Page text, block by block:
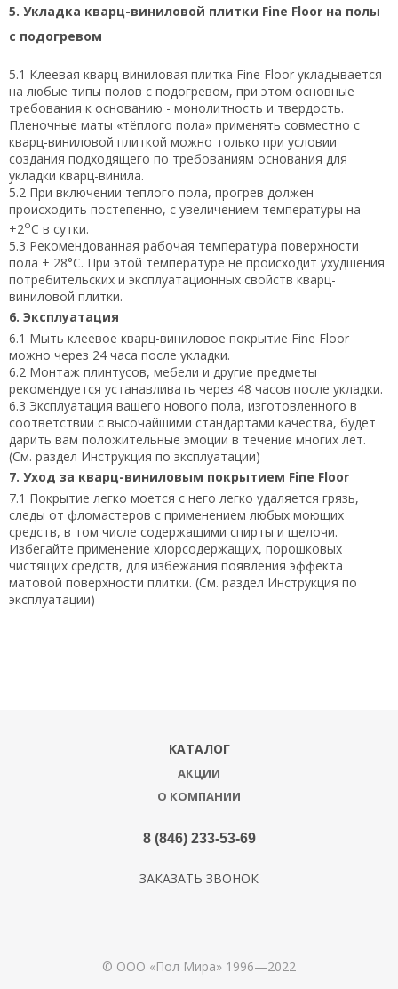
5. Укладка кварц-виниловой плитки Fine Floor на полы
с подогревом
5.1 Клеевая кварц-виниловая плитка Fine Floor укладывается
на любые типы полов с подогревом, при этом основные
требования к основанию - монолитность и твердость.
Пленочные маты «тёплого пола» применять совместно с
кварц-виниловой плиткой можно только при условии
создания подходящего по требованиям основания для
укладки кварц-винила.
5.2 При включении теплого пола, прогрев должен
происходить постепенно, с увеличением температуры на
+2оС в сутки.
5.3 Рекомендованная рабочая температура поверхности
пола + 28°С. При этой температуре не происходит ухудшения
потребительских и эксплуатационных свойств кварц-
виниловой плитки.
6. Эксплуатация
6.1 Мыть клеевое кварц-виниловое покрытие Fine Floor
можно через 24 часа после укладки.
6.2 Монтаж плинтусов, мебели и другие предметы
рекомендуется устанавливать через 48 часов после укладки.
6.3 Эксплуатация вашего нового пола, изготовленного в
соответствии с высочайшими стандартами качества, будет
дарить вам положительные эмоции в течение многих лет.
(См. раздел Инструкция по эксплуатации)
7. Уход за кварц-виниловым покрытием Fine Floor
7.1 Покрытие легко моется с него легко удаляется грязь,
следы от фломастеров с применением любых моющих
средств, в том числе содержащими спирты и щелочи.
Избегайте применение хлорсодержащих, порошковых
чистящих средств, для избежания появления эффекта
матовой поверхности плитки. (См. раздел Инструкция по
эксплуатации)
КАТАЛОГ
АКЦИИ
О КОМПАНИИ
8 (846) 233-53-69
ЗАКАЗАТЬ ЗВОНОК
© ООО «Пол Мира» 1996—2022